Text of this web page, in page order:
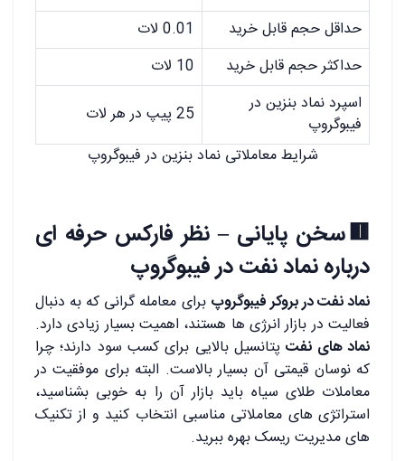
حداقل حجم قابل خرید
0.01 لات
حداکثر حجم قابل خرید
10 لات
اسپرد نماد بنزین در
فیبوگروپ
25 پیپ در هر لات
شرایط معاملاتی نماد بنزین در فیبوگروپ
🟥سخن پایانی – نظر فارکس حرفه ای
درباره نماد نفت در فیبوگروپ
نماد نفت در بروکر فیبوگروپ برای معامله گرانی که به دنبال
فعالیت در بازار انرژی ها هستند، اهمیت بسیار زیادی دارد.
نماد های نفتپتانسیل بالایی برای کسب سود دارند؛ چرا
که نوسان قیمتی آن بسیار بالاست. البته برای موفقیت در
معاملات طلای سیاه باید بازار آن را به خوبی بشناسید،
استراتژی های معاملاتی مناسبی انتخاب کنید و از تکنیک
های مدیریت ریسک بهره ببرید.